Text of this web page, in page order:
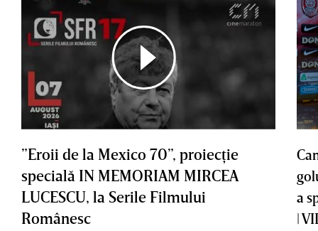
”Eroii de la Mexico 70”, proiecţie
specială IN MEMORIAM MIRCEA
LUCESCU, la Serile Filmului
Românesc
a
|